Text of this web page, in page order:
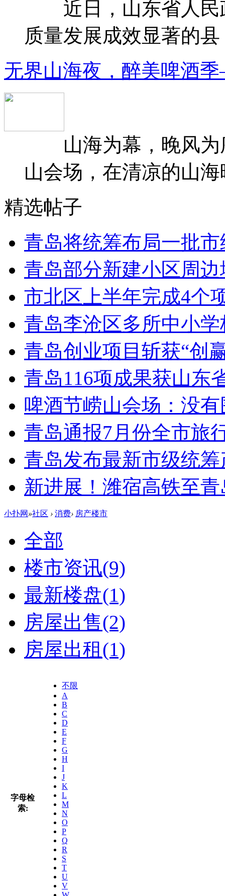
近日，山东省人民
质量发展成效显著的
无界山海夜，醉美啤酒
山海为幕，晚风为
山会场，在清凉的山
精选帖子
青岛将统筹布局一批市
青岛部分新建小区周
市北区上半年完成4个
青岛李沧区多所中小
青岛创业项目斩获“创
青岛116项成果获山东
啤酒节崂山会场：没有
青岛通报7月份全市旅
青岛发布最新市级统
新进展！潍宿高铁至
小扑网 »社区 › 消费› 房产楼市
全部
楼市资讯(9)
最新楼盘(1)
房屋出售(2)
房屋出租(1)
字母检
索:
不限
A
B
C
D
E
F
G
H
I
J
K
L
M
N
O
P
Q
R
S
T
U
V